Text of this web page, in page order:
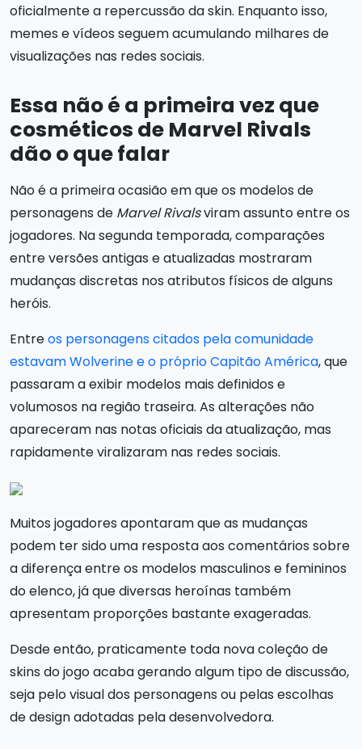
oficialmente a repercussão da skin. Enquanto isso,
memes e vídeos seguem acumulando milhares de
visualizações nas redes sociais.
Essa não é a primeira vez que
cosméticos de Marvel Rivals
dão o que falar
Não é a primeira ocasião em que os modelos de
personagens de Marvel Rivalsviram assunto entre os
jogadores. Na segunda temporada, comparações
entre versões antigas e atualizadas mostraram
mudanças discretas nos atributos físicos de alguns
heróis.
Entreos personagens citados pela comunidade
estavam Wolverine e o próprio Capitão América, que
passaram a exibir modelos mais definidos e
volumosos na região traseira. As alterações não
apareceram nas notas oficiais da atualização, mas
rapidamente viralizaram nas redes sociais.
Muitos jogadores apontaram que as mudanças
podem ter sido uma resposta aos comentários sobre
a diferença entre os modelos masculinos e femininos
do elenco, já que diversas heroínas também
apresentam proporções bastante exageradas.
Desde então, praticamente toda nova coleção de
skins do jogo acaba gerando algum tipo de discussão,
seja pelo visual dos personagens ou pelas escolhas
de design adotadas pela desenvolvedora.